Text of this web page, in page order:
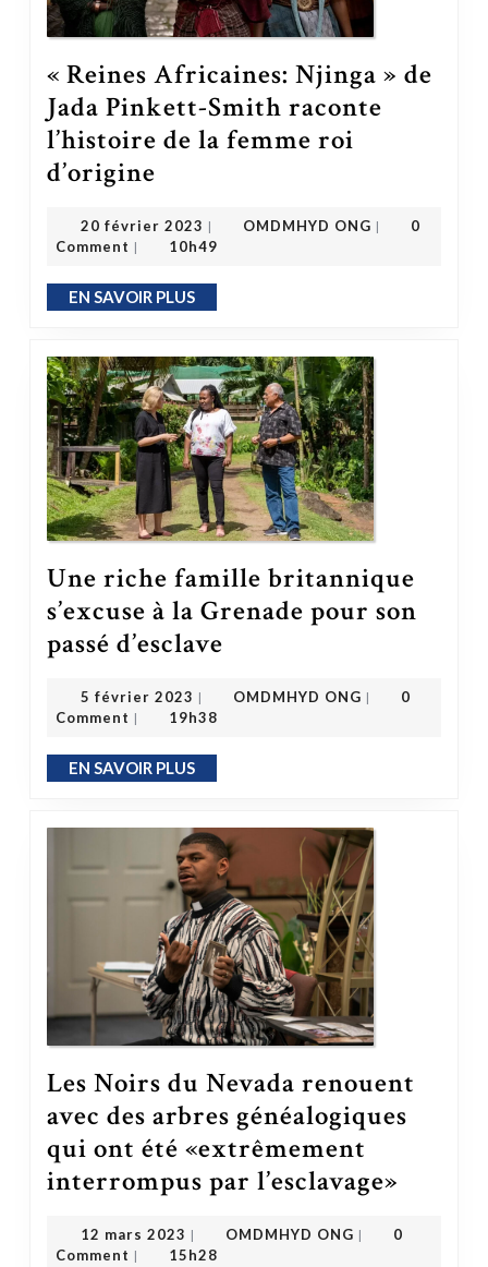
« Reines Africaines: Njinga » de
Jada Pinkett-Smith raconte
l’histoire de la femme roi
d’origine
20 février 2023 | OMDMHYD ONG |
0
Comment | 10h49
EN SAVOIR PLUSEN SAVOIR PLUS
Une riche famille britannique
s’excuse à la Grenade pour son
passé d’esclave
5 février 2023 | OMDMHYD ONG |
0
Comment | 19h38
EN SAVOIR PLUSEN SAVOIR PLUS
Les Noirs du Nevada renouent
avec des arbres généalogiques
qui ont été «extrêmement
interrompus par l’esclavage»
12 mars 2023 | OMDMHYD ONG |
0
Comment | 15h28